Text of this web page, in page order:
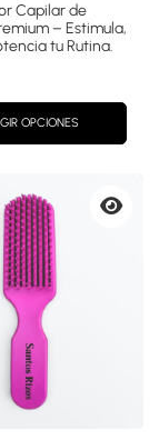
Capilar de
– Estimula,
tu Rutina.
OPCIONES
Vista